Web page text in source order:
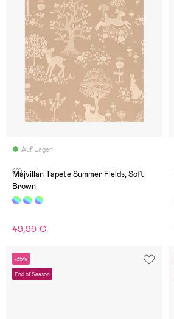
Auf Lager
(0)
Majvillan Tapete Summer Fields, Soft
Brown
49,99 €
-35%
End of Season